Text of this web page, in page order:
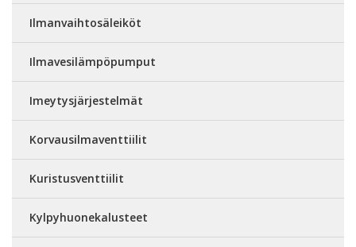
Ilmanvaihtosäleiköt
Ilmavesilämpöpumput
Imeytysjärjestelmät
Korvausilmaventtiilit
Kuristusventtiilit
Kylpyhuonekalusteet